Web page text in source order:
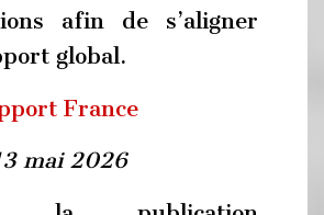
afin de s’aligner
global.
France
mai 2026